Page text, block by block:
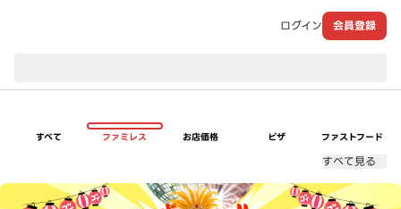
ログイン 会員登録
すべて ファミレス お店価格 ピザ ファストフード
すべて見る
超ゴイゴイヤスー夏祭